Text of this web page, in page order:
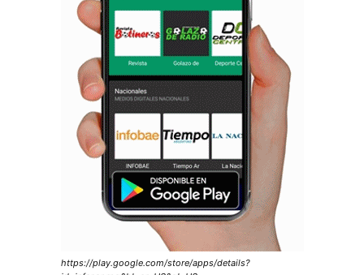
https://play.google.com/store/apps/details?